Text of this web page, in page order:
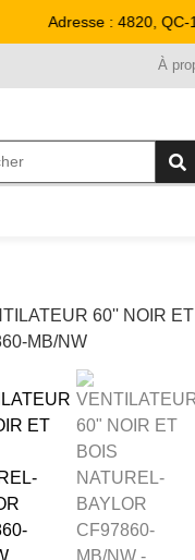
Adresse : 4820, QC-
À